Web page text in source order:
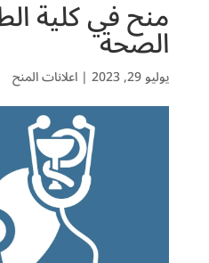
منح في كلية
الصحة
يوليو 29, 2023 | اعلانات المنح